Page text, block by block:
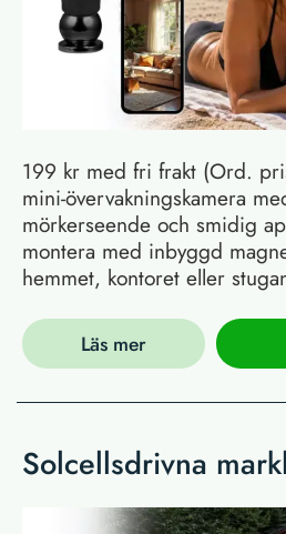
199 kr med fri frakt (Ord.
mini-övervakningskamera
mörkerseende och smidig
montera med inbyggd
hemmet, kontoret eller
Läs mer
Solcellsdrivna